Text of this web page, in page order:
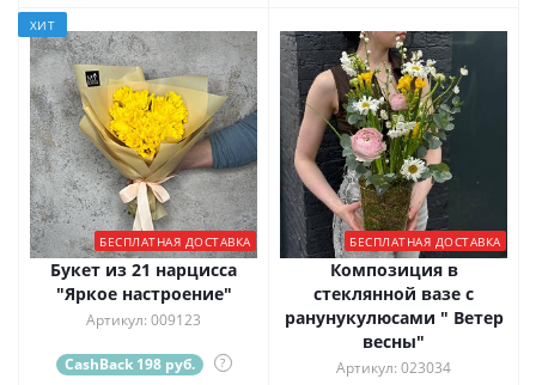
ХИТ
БЕСПЛАТНАЯ ДОСТАВКА
Букет из 21 нарцисса
"Яркое настроение"
Артикул: 009123
CashBack 198 руб. ?
БЕСПЛАТНАЯ ДОСТАВКА
Композиция в
стеклянной вазе с
ранунукулюсами " Ветер
весны"
Артикул: 023034